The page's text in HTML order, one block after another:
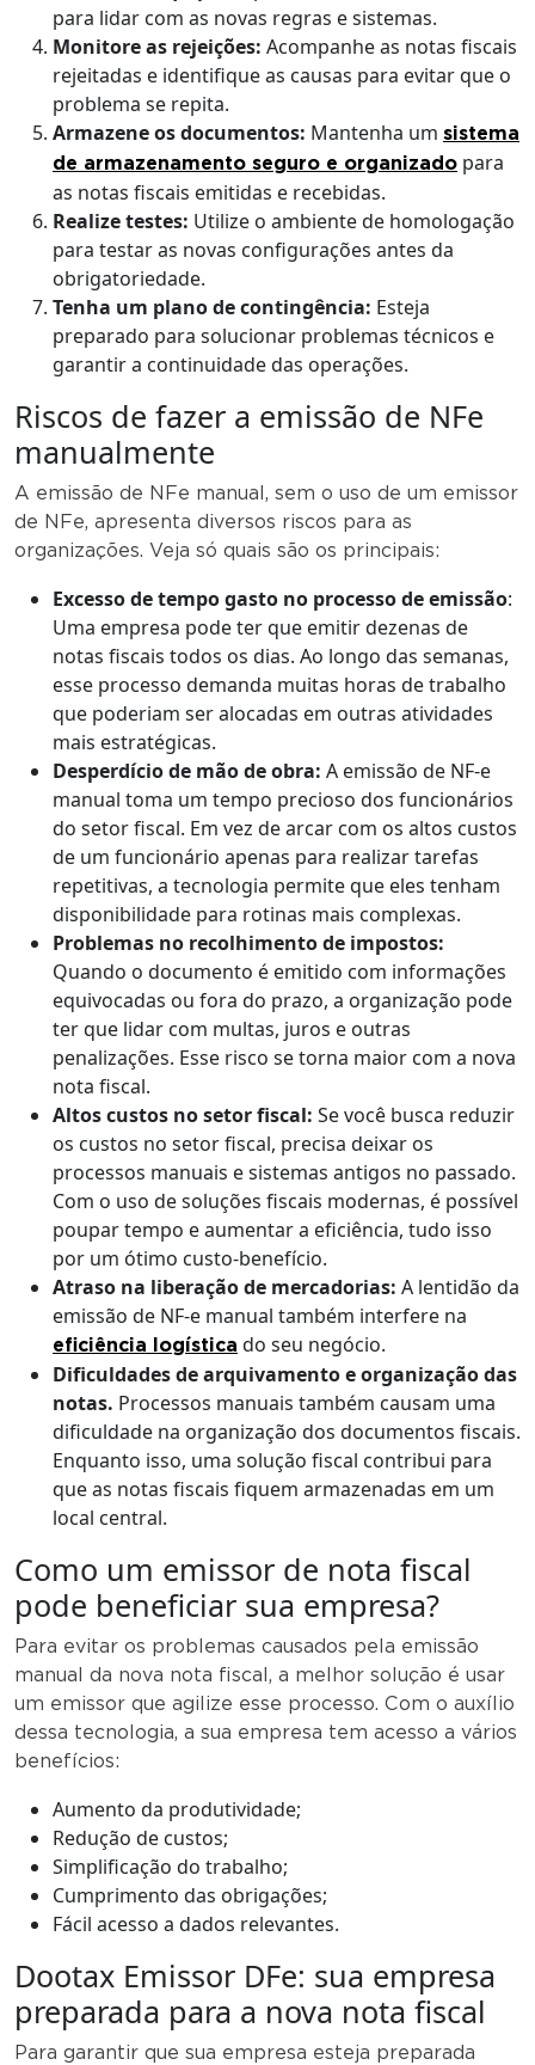
para lidar com as novas regras e sistemas.
Monitore as rejeições: Acompanhe as notas fiscais
rejeitadas e identifique as causas para evitar que o
problema se repita.
Armazene os documentos: Mantenha um sistema
de armazenamento seguro e organizado para
as notas fiscais emitidas e recebidas.
Realize testes: Utilize o ambiente de homologação
para testar as novas configurações antes da
obrigatoriedade.
Tenha um plano de contingência: Esteja
preparado para solucionar problemas técnicos e
garantir a continuidade das operações.
Riscos de fazer a emissão de NFe
manualmente
A emissão de NFe manual, sem o uso de um emissor
de NFe, apresenta diversos riscos para as
organizações. Veja só quais são os principais:
Excesso de tempo gasto no processo de emissão:
Uma empresa pode ter que emitir dezenas de
notas fiscais todos os dias. Ao longo das semanas,
esse processo demanda muitas horas de trabalho
que poderiam ser alocadas em outras atividades
mais estratégicas.
Desperdício de mão de obra: A emissão de NF-e
manual toma um tempo precioso dos funcionários
do setor fiscal. Em vez de arcar com os altos custos
de um funcionário apenas para realizar tarefas
repetitivas, a tecnologia permite que eles tenham
disponibilidade para rotinas mais complexas.
Problemas no recolhimento de impostos:
Quando o documento é emitido com informações
equivocadas ou fora do prazo, a organização pode
ter que lidar com multas, juros e outras
penalizações. Esse risco se torna maior com a nova
nota fiscal.
Altos custos no setor fiscal: Se você busca reduzir
os custos no setor fiscal, precisa deixar os
processos manuais e sistemas antigos no passado.
Com o uso de soluções fiscais modernas, é possível
poupar tempo e aumentar a eficiência, tudo isso
por um ótimo custo-benefício.
Atraso na liberação de mercadorias: A lentidão da
emissão de NF-e manual também interfere na
eficiência logística do seu negócio.
Dificuldades de arquivamento e organização das
notas. Processos manuais também causam uma
dificuldade na organização dos documentos fiscais.
Enquanto isso, uma solução fiscal contribui para
que as notas fiscais fiquem armazenadas em um
local central.
Como um emissor de nota fiscal
pode beneficiar sua empresa?
Para evitar os problemas causados pela emissão
manual da nova nota fiscal, a melhor solução é usar
um emissor que agilize esse processo. Com o auxílio
dessa tecnologia, a sua empresa tem acesso a vários
benefícios:
Aumento da produtividade;
Redução de custos;
Simplificação do trabalho;
Cumprimento das obrigações;
Fácil acesso a dados relevantes.
Dootax Emissor DFe: sua empresa
preparada para a nova nota fiscal
Para garantir que sua empresa esteja preparada